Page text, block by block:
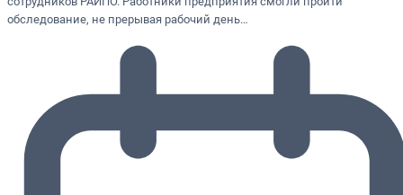
обследование, не прерывая рабочий день…